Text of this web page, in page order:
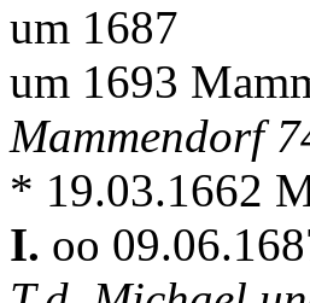
um 1687
um 1693
Mammendorf
* 19.03.1662
I. oo